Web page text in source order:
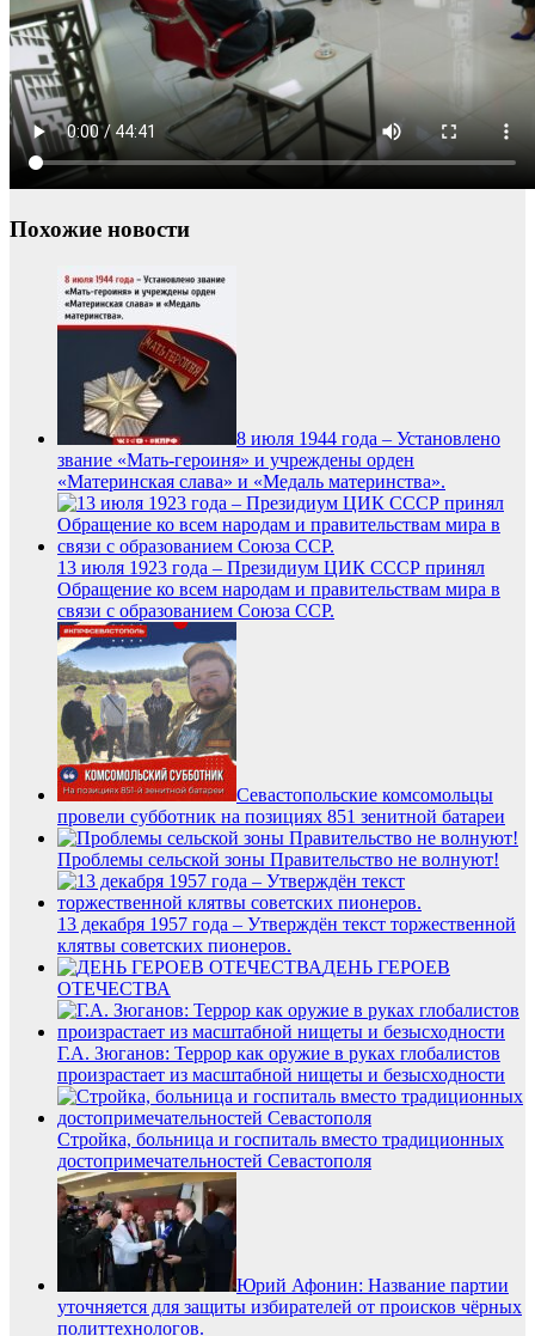
Похожие новости
8 июля 1944 года – Установлено
звание «Мать-героиня» и учреждены орден
«Материнская слава» и «Медаль материнства».
13 июля 1923 года – Президиум ЦИК СССР принял
Обращение ко всем народам и правительствам мира в
связи с образованием Союза ССР.
Севастопольские комсомольцы
провели субботник на позициях 851 зенитной батареи
Проблемы сельской зоны Правительство не волнуют!
13 декабря 1957 года – Утверждён текст торжественной
клятвы советских пионеров.
ДЕНЬ ГЕРОЕВ
ОТЕЧЕСТВА
Г.А. Зюганов: Террор как оружие в руках глобалистов
произрастает из масштабной нищеты и безысходности
Стройка, больница и госпиталь вместо традиционных
достопримечательностей Севастополя
Юрий Афонин: Название партии
уточняется для защиты избирателей от происков чёрных
политтехнологов.